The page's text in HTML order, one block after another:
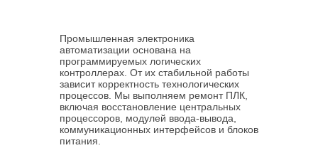
Промышленная электроника
автоматизации основана на
программируемых логических
контроллерах. От их стабильной работы
зависит корректность технологических
процессов. Мы выполняем ремонт ПЛК,
включая восстановление центральных
процессоров, модулей ввода-вывода,
коммуникационных интерфейсов и блоков
питания.